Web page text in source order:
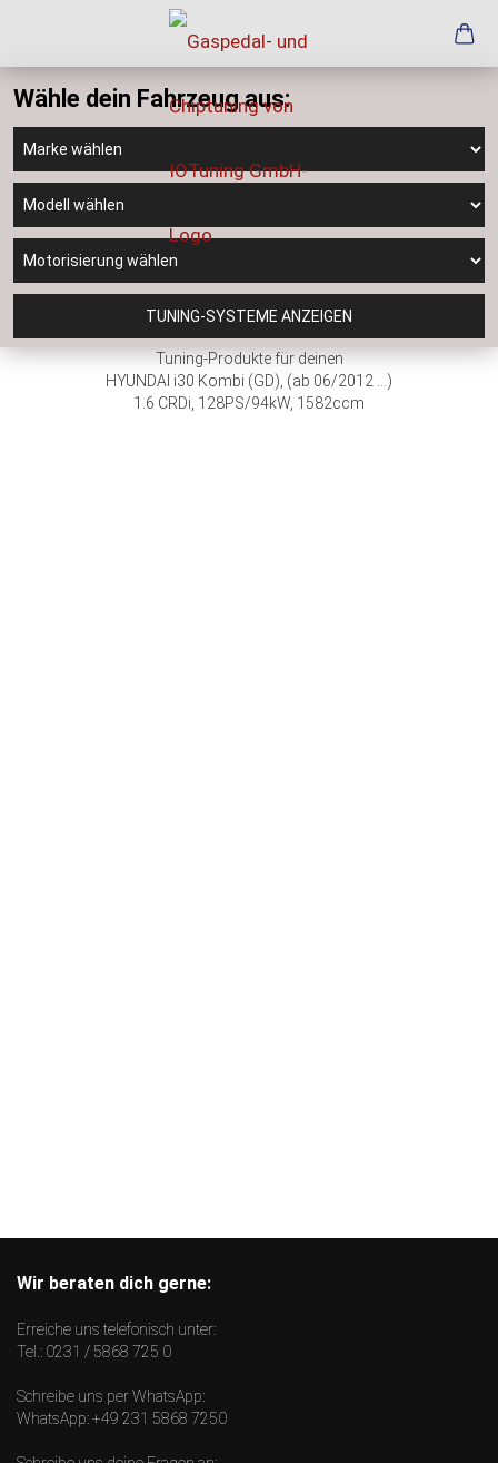
Wähle dein Fahrzeug aus:
TUNING-SYSTEME ANZEIGEN
Tuning-Produkte für deinen
HYUNDAI i30 Kombi (GD), (ab 06/2012 ...)
1.6 CRDi, 128PS/94kW, 1582ccm
Wir beraten dich gerne:
Erreiche uns telefonisch unter:
Tel.: 0231 / 5868 725 0
Schreibe uns per WhatsApp:
WhatsApp:+49 231 5868 7250